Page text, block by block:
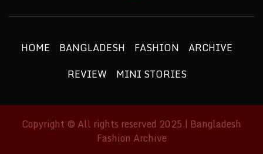
HOME BANGLADESH FASHION
ARCHIVE
REVIEW
MINI STORIES
Copyright © All rights reserved 2025 | Bangladesh
Fashion Archive